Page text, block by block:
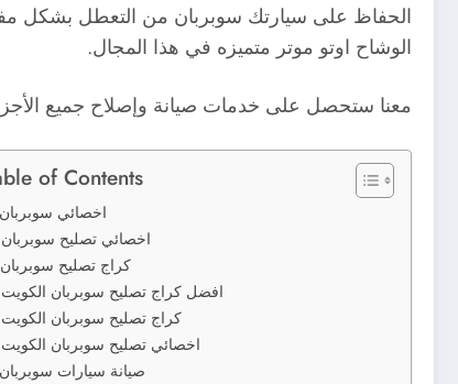
الحفاظ على سيارتك سوبربان من التعطل بشكل
الوشاح اوتو موتر متميزه في هذا المجال.
معنا ستحصل على خدمات صيانة وإصلاح جميع
of Contents
اخصائي سوبربان
اخصائي تصليح سوبربان
كراج تصليح سوبربان
افضل كراج تصليح سوبربان الكويت
كراج تصليح سوبربان الكويت
اخصائي تصليح سوبربان الكويت
صيانة سيارات سوبربان